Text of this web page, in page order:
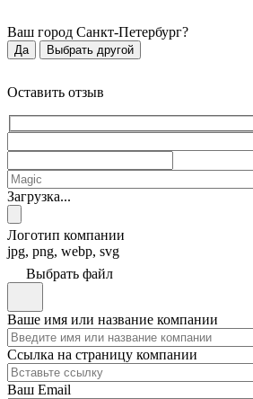
Ваш город Санкт-Петербург?
Да Выбрать другой
Оставить отзыв
Загрузка...
Логотип компании
jpg, png, webp, svg
Выбрать файл
Ваше имя или название компании
Ссылка на страницу компании
Ваш Email